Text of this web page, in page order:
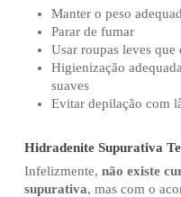
Manter o peso
Parar de fumar
Usar roupas leves
Higienização
suaves
Evitar depilação com
Hidradenite Supurativa
Infelizmente, não existe
supurativa, mas com o